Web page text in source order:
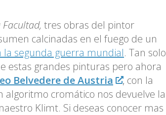
tres obras del pintor
calcinadas en el fuego de un
la segunda guerra mundial. Tan solo
estas grandes pinturas pero ahora
Belvedere de Austria
, con la
algoritmo cromático nos devuelve la
Klimt. Si deseas conocer mas